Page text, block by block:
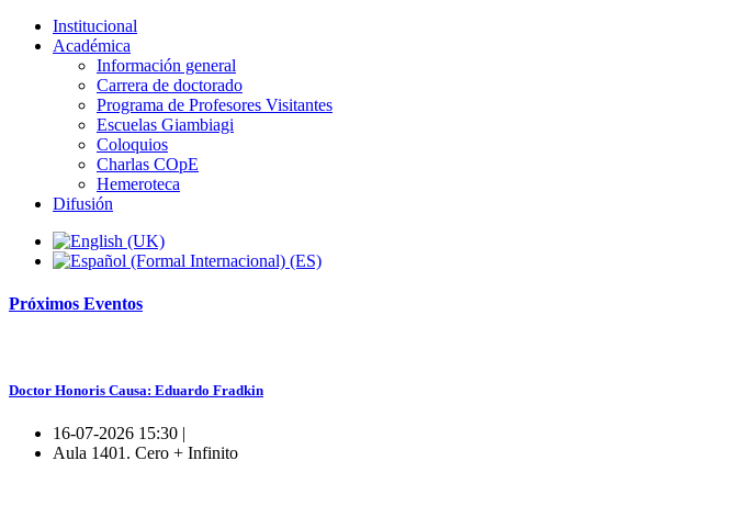
Institucional
Académica
Información general
Carrera de doctorado
Programa de Profesores Visitantes
Escuelas Giambiagi
Coloquios
Charlas COpE
Hemeroteca
Difusión
Próximos Eventos
Doctor Honoris Causa: Eduardo Fradkin
16-07-2026 15:30 |
Aula 1401. Cero + Infinito